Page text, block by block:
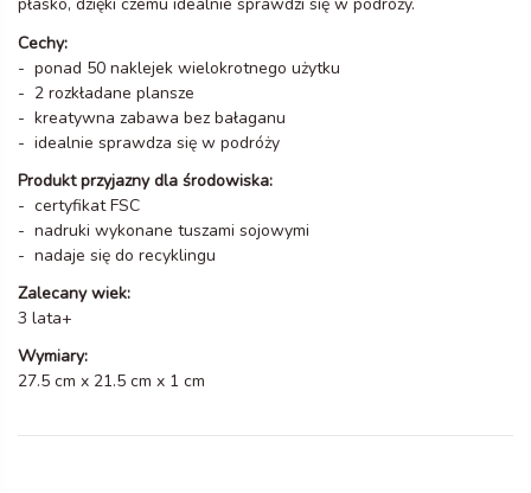
płasko, dzięki czemu idealnie sprawdzi się w podróży.
Cechy:
- ponad 50 naklejek wielokrotnego użytku
- 2 rozkładane plansze
- kreatywna zabawa bez bałaganu
- idealnie sprawdza się w podróży
Produkt przyjazny dla środowiska:
- certyfikat FSC
- nadruki wykonane tuszami sojowymi
- nadaje się do recyklingu
Zalecany wiek:
3 lata+
Wymiary:
27.5 cm x 21.5 cm x 1 cm